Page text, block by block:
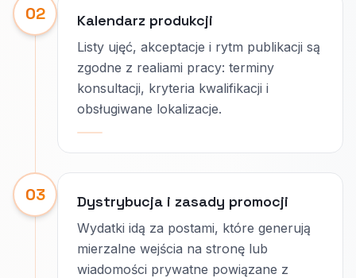
02 Kalendarz produkcji
Listy ujęć, akceptacje i rytm publikacji są
zgodne z realiami pracy: terminy
konsultacji, kryteria kwalifikacji i
obsługiwane lokalizacje.
03 Dystrybucja i zasady promocji
Wydatki idą za postami, które generują
mierzalne wejścia na stronę lub
wiadomości prywatne powiązane z